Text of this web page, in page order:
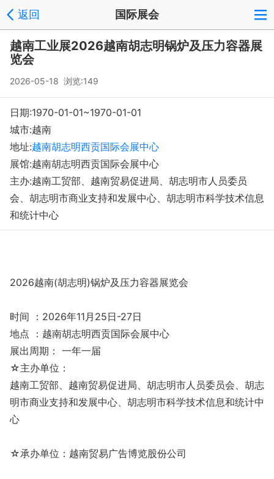
返回 国际展会
越南工业展2026越南胡志明锅炉及压力容器展
览会
2026-05-18 浏览:149
日期:1970-01-01~1970-01-01
城市:越南
地址:越南胡志明西贡国际会展中心
展馆:越南胡志明西贡国际会展中心
主办:越南工贸部、越南贸易促进局、胡志明市人员委员
会、胡志明市商业支持和发展中心、胡志明市科学技术信息
和统计中心
2026越南(胡志明)锅炉及压力容器展览会
时间 ：2026年11月25日-27日
地点 ：越南胡志明西贡国际会展中心
展出周期： 一年一届
☆主办单位：
越南工贸部、越南贸易促进局、胡志明市人员委员会、胡志
明市商业支持和发展中心、胡志明市科学技术信息和统计中
心
☆承办单位：越南贸易广告博览股份公司
注册 反馈
Copyright © 2008-2018 环球会展网 fairglobal.com.cn 版权所有